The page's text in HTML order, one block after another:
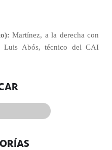
Martínez, a la derecha con
Luis Abós, técnico del CAI